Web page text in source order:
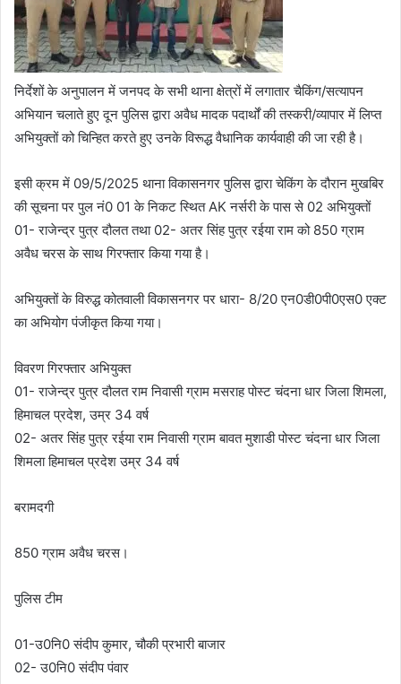
निर्देशों के अनुपालन में जनपद के सभी थाना क्षेत्रों में लगातार चैकिंग/सत्यापन
अभियान चलाते हुए दून पुलिस द्वारा अवैध मादक पदार्थों की तस्करी/व्यापार में लिप्त
अभियुक्तों को चिन्हित करते हुए उनके विरूद्ध वैधानिक कार्यवाही की जा रही है।
इसी क्रम में 09/5/2025 थाना विकासनगर पुलिस द्वारा चेकिंग के दौरान मुखबिर
की सूचना पर पुल नं0 01 के निकट स्थित AK नर्सरी के पास से 02 अभियुक्तों
01- राजेन्द्र पुत्र दौलत तथा 02- अतर सिंह पुत्र रईया राम को 850 ग्राम
अवैध चरस के साथ गिरफ्तार किया गया है।
अभियुक्तों के विरुद्ध कोतवाली विकासनगर पर धारा- 8/20 एन0डी0पी0एस0 एक्ट
का अभियोग पंजीकृत किया गया।
विवरण गिरफ्तार अभियुक्त
01- राजेन्द्र पुत्र दौलत राम निवासी ग्राम मसराह पोस्ट चंदना धार जिला शिमला,
हिमाचल प्रदेश, उम्र 34 वर्ष
02- अतर सिंह पुत्र रईया राम निवासी ग्राम बावत मुशाडी पोस्ट चंदना धार जिला
शिमला हिमाचल प्रदेश उम्र 34 वर्ष
बरामदगी
850 ग्राम अवैध चरस।
पुलिस टीम
01-उ0नि0 संदीप कुमार, चौकी प्रभारी बाजार
02- उ0नि0 संदीप पंवार